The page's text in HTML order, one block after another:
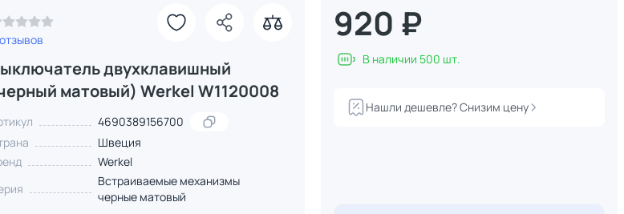
двухклавишный
матовый) Werkel W1120008
4690389156700
Швеция
Werkel
Встраиваемые механизмы
черные матовый
920 ₽
В наличии 500 шт.
Нашли дешевле? Снизим цену